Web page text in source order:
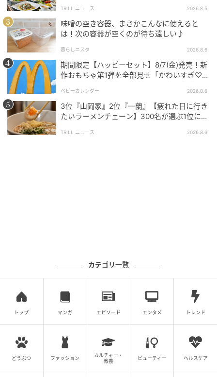
TRILL ニュース 2026.8.5
味噌の空き容器、まさかこんなに使えると
は！次の容器が空くのが待ち遠しい♪
暮らしニスタ 2026.8.6
期間限定【ハッピーセット】8/7(金)発売！新
作おもちゃ第1弾を全部見せ「かわいすぎ♡」
ベビーカレンダー 2026.8.6
3位『山岡家』2位『一蘭』【疲れた日に行き
たいラーメンチェーン】300名が選ぶ1位に
る」
TRILL ニュース 2026.8.6
カテゴリ一覧
トップ マンガ エピソード エンタメ トレンド
どうぶつ ファッション
カルチャー・
教養
ビューティー ヘルスケア